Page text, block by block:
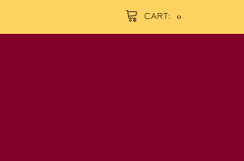
CART: 0